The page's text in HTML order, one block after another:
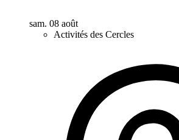
sam. 08 août
Activités des Cercles